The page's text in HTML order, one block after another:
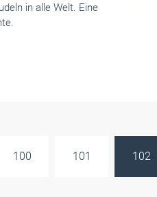
in alle Welt. Eine
100 101 102